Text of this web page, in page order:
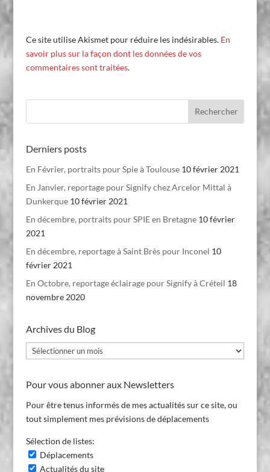
Ce site utilise Akismet pour réduire les indésirables. En
savoir plus sur la façon dont les données de vos
commentaires sont traitées.
Derniers posts
En Février, portraits pour Spie à Toulouse 10 février 2021
En Janvier, reportage pour Signify chez Arcelor Mittal à
Dunkerque 10 février 2021
En décembre, portraits pour SPIE en Bretagne 10 février
2021
En décembre, reportage à Saint Brès pour Inconel 10
février 2021
En Octobre, reportage éclairage pour Signify à Créteil 18
novembre 2020
Archives du Blog
Archives
du
Pour vous abonner aux Newsletters
Pour être tenus informés de mes actualités sur ce site, ou
tout simplement mes prévisions de déplacements
Sélection de listes:
Déplacements
Actualités du site